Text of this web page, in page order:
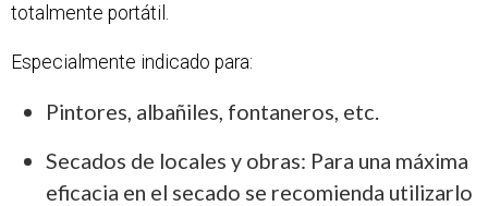
totalmente portátil.
Especialmente indicado para:
Pintores, albañiles, fontaneros, etc.
Secados de locales y obras: Para una máxima
eficacia en el secado se recomienda utilizarlo